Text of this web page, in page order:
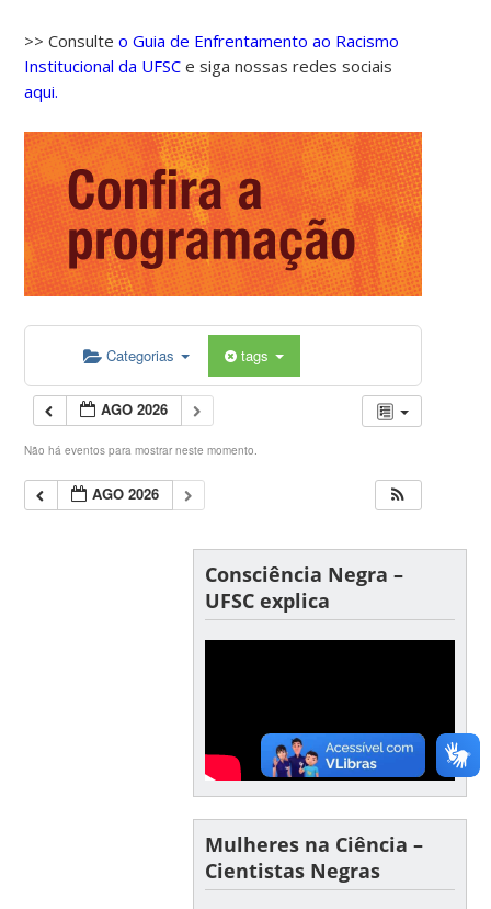
>> Consulteo Guia de Enfrentamento ao Racismo
Institucional da UFSC e siga nossas redes sociais
aqui.
Categorias tags
AGO 2026
Não há eventos para mostrar neste momento.
AGO 2026
Consciência Negra –
UFSC explica
Mulheres na Ciência –
Cientistas Negras